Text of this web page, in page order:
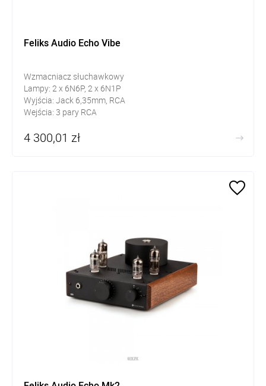
Feliks Audio Echo Vibe
Wzmacniacz słuchawkowy
Lampy: 2 x 6N6P, 2 x 6N1P
Wyjścia: Jack 6,35mm, RCA
Wejścia: 3 pary RCA
4 300,01 zł